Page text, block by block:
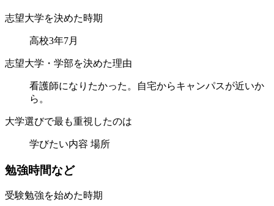
志望大学を決めた時期
高校3年7月
志望大学・学部を決めた理由
看護師になりたかった。自宅からキャンパスが近いか
ら。
大学選びで最も重視したのは
学びたい内容 場所
勉強時間など
受験勉強を始めた時期